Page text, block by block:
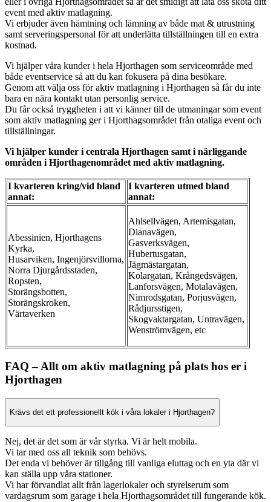
event med aktiv matlagning.
Vi erbjuder även hämtning och lämning av både mat & utrustning
samt serveringspersonal för att underlätta tillställningen till en extra
kostnad.
Vi hjälper våra kunder i hela Hjorthagen som serviceområde med
både eventservice så att du kan fokusera på dina besökare.
Genom att välja oss för aktiv matlagning i Hjorthagen så får du inte
bara en nära kontakt utan personlig service.
Du får också tryggheten i att vi känner till de utmaningar som event
som aktiv matlagning ger i Hjorthagsområdet från otaliga event och
tillställningar.
Vi hjälper kunder i centrala Hjorthagen samt i närliggande
områden i Hjorthagenområdet med aktiv matlagning.
I kvarteren kring/vid bland
annat:
I kvarteren utmed bland
annat:
Abessinien, Hjorthagens
Kyrka,
Husarviken, Ingenjörsvillorna,
Norra Djurgårdsstaden,
Ropsten,
Storängsbotten,
Storängskroken,
Värtaverken
Ahlsellvägen, Artemisgatan,
Dianavägen,
Gasverksvägen,
Hubertusgatan,
Jägmästargatan,
Kolargatan, Krångedsvägen,
Lanforsvägen, Motalavägen,
Nimrodsgatan, Porjusvägen,
Rådjursstigen,
Skogvaktargatan, Untravägen,
Wenströmvägen, etc
FAQ – Allt om aktiv matlagning på plats hos er i
Hjorthagen
Krävs det ett professionellt kök i våra lokaler i Hjorthagen?
Nej, det är det som är vår styrka. Vi är helt mobila.
Vi tar med oss all teknik som behövs.
Det enda vi behöver är tillgång till vanliga eluttag och en yta där vi
kan ställa upp våra stationer.
Vi har förvandlat allt från lagerlokaler och styrelserum som
vardagsrum som garage i hela Hjorthagsområdet till fungerande kök.